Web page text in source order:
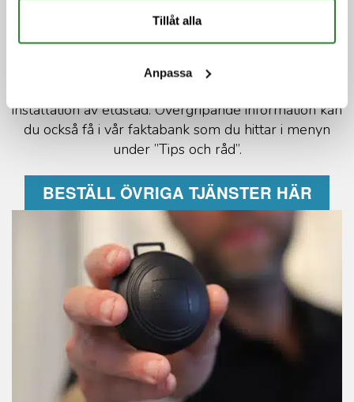
Tillåt alla
Anpassa
Med oss på Attunda Sot & Vent har du en trygg
partner när det gäller att se till helheten i din
eldstad och skorsten. I vår bokningsportal kan du
beställa eldstadsbesiktning, rensning och åtgärder
installation av eldstad. Övergripande information kan
du också få i vår faktabank som du hittar i menyn
under ”Tips och råd”.
BESTÄLL ÖVRIGA TJÄNSTER HÄR